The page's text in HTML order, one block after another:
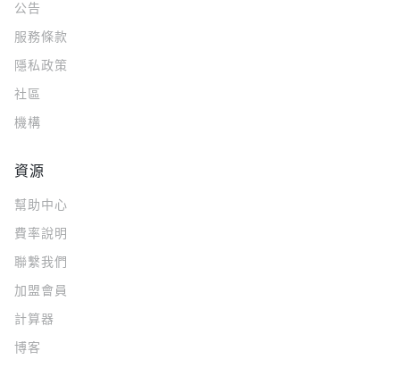
公告
服務條款
隱私政策
社區
機構
資源
幫助中心
費率說明
聯繫我們
加盟會員
計算器
博客